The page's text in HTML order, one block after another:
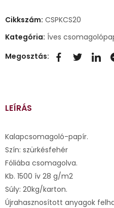
Cikkszám: CSPKCS20
Kategória: Íves
Megosztás:
LEÍRÁS
Kalapcsomagoló-papír.
Szín: szürkésfehér
Fóliába csomagolva.
Kb. 1500 ív 28 g/m2
Súly: 20kg/karton.
Újrahasznosított anyagok